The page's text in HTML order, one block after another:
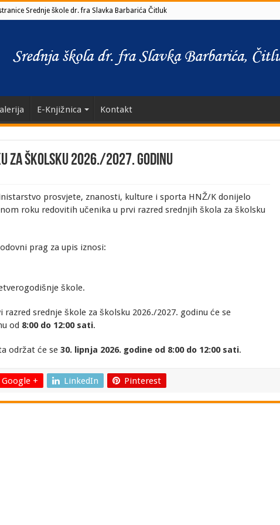
Srednje škole dr. fra Slavka Barbarića Čitluk
E-Knjižnica Kontakt
ZA ŠKOLSKU 2026./2027. GODINU
prosvjete, znanosti, kulture i sporta HNŽ/K donijelo
roku redovitih učenika u prvi razred srednjih škola za školsku
prag za upis iznosi:
škole.
srednje škole za školsku 2026./2027. godinu će se
od 8:00 do 12:00 sati.
održat će se 30. lipnja 2026. godine od 8:00 do 12:00 sati.
Google + LinkedIn Pinterest